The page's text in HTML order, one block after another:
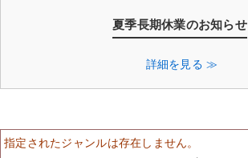
夏季長期休業のお知らせ
詳細を見る ≫
指定されたジャンルは存在しません。